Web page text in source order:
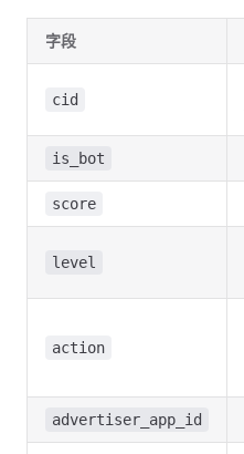
字段
cid
is_bot
score
level
action
advertiser_app_id